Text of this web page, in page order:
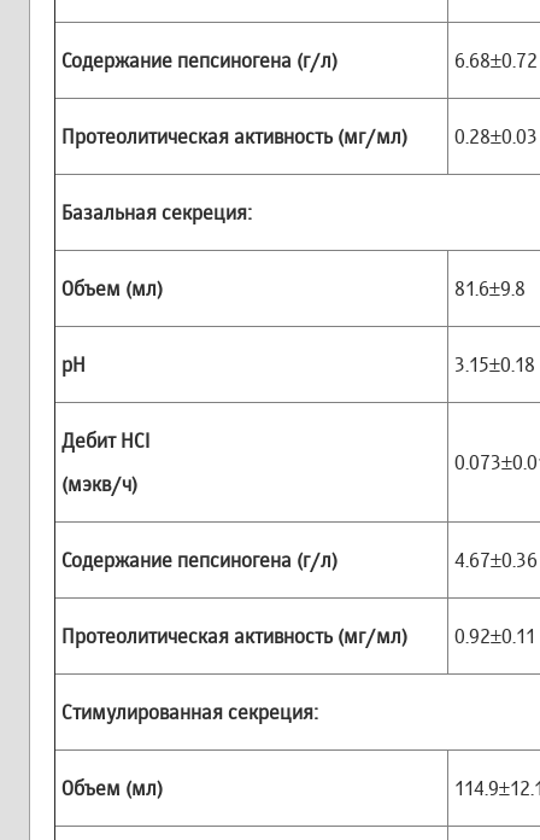
Содержание пепсиногена (г/л) 6.68±0.72
Протеолитическая активность (мг/мл) 0.28±0.03
Базальная секреция:
Объем (мл) 81.6±9.8
рН 3.15±0.18
Дебит HCI
(мэкв/ч)
Содержание пепсиногена (г/л) 4.67±0.36
Протеолитическая активность (мг/мл) 0.92±0.11
Стимулированная секреция:
Объем (мл)